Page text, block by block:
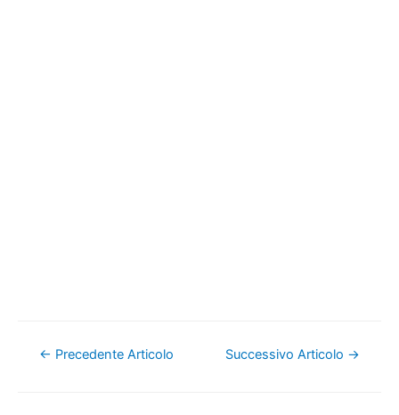
Navigazione
← Precedente Articolo Successivo Articolo →